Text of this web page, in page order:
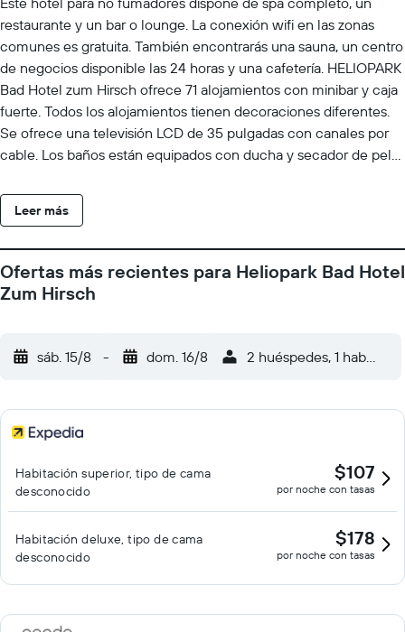
restaurante y un bar o lounge. La conexión wifi en las zonas
comunes es gratuita. También encontrarás una sauna, un centro
de negocios disponible las 24 horas y una cafetería. HELIOPARK
Bad Hotel zum Hirsch ofrece 71 alojamientos con minibar y caja
fuerte. Todos los alojamientos tienen decoraciones diferentes.
Se ofrece una televisión LCD de 35 pulgadas con canales por
cable. Los baños están equipados con ducha y secador de pelo.
Es posible solicitar juegos de cama hipoalergénicos y tabla de
planchar con plancha. Se ofrece servicio de limpieza todos los
incluyen sauna. Se pueden practicar las actividades de ocio y
esparcimiento que se indican más abajo en las instalaciones o
Leer más
Ofertas más recientes para Heliopark Bad Hotel
Zum Hirsch
sáb. 15/8 - dom. 16/8 2 huéspedes, 1
Habitación superior, tipo de cama
desconocido
$107
por noche con tasas
Habitación deluxe, tipo de cama
desconocido
$178
por noche con tasas